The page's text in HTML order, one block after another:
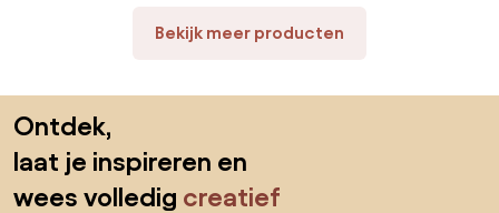
Bekijk meer producten
Ontdek,
laat je inspireren en
wees volledig creatief